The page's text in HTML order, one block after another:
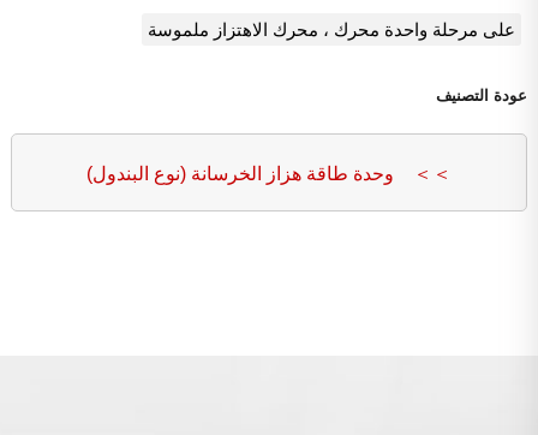
على مرحلة واحدة محرك ، محرك الاهتزاز ملموسة
عودة التصنيف
＞＞ وحدة طاقة هزاز الخرسانة (نوع البندول)